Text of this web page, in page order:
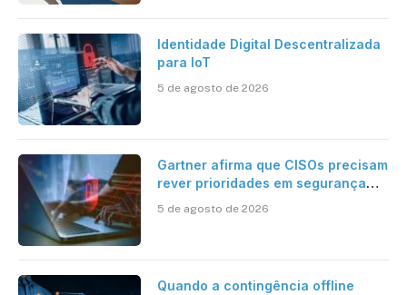
Identidade Digital Descentralizada
para IoT
5 de agosto de 2026
Gartner afirma que CISOs precisam
rever prioridades em segurança
desafios impostos pela Inteligência
5 de agosto de 2026
Quando a contingência offline